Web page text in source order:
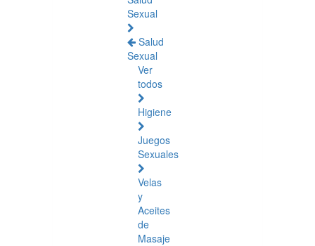
Sexual
Salud
Sexual
Ver
todos
Higiene
Juegos
Sexuales
Velas
y
Aceites
de
Masaje